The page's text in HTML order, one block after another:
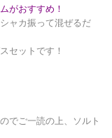
がおすすめ！
ャカ振って混ぜるだ
セットです！
でご一読の上、ソルト